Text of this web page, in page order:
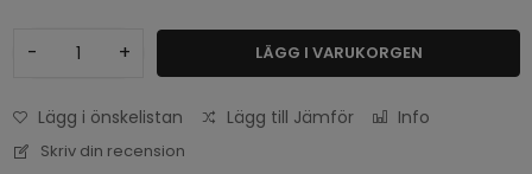
- + LÄGG I VARUKORGEN
Lägg i önskelistan Lägg till Jämför Info
Skriv din recension